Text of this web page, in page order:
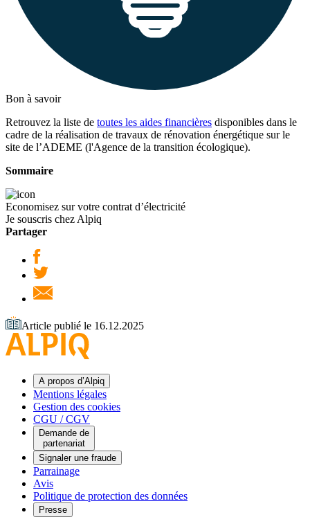
Bon à savoir
Retrouvez la liste de toutes les aides financières disponibles dans le
cadre de la réalisation de travaux de rénovation énergétique sur le
site de l’ADEME (l'Agence de la transition écologique).
Sommaire
Economisez sur votre contrat d’électricité
Je souscris chez Alpiq
Partager
Article publié le 16.12.2025
A propos d’Alpiq
Mentions légales
Gestion des cookies
CGU / CGV
Demande de
partenariat
Signaler une fraude
Parrainage
Avis
Politique de protection des données
Presse